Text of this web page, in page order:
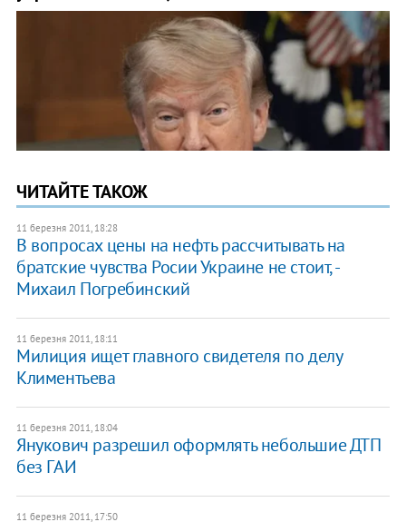
ЧИТАЙТЕ ТАКОЖ
11 березня 2011, 18:28
В вопросах цены на нефть рассчитывать на
братские чувства Росии Украине не стоит, -
Михаил Погребинский
11 березня 2011, 18:11
Милиция ищет главного свидетеля по делу
Климентьева
11 березня 2011, 18:04
Янукович разрешил оформлять небольшие ДТП
без ГАИ
11 березня 2011, 17:50